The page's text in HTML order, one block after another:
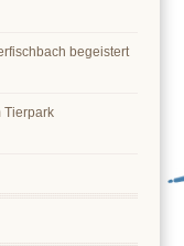
begeistert
Tierpark